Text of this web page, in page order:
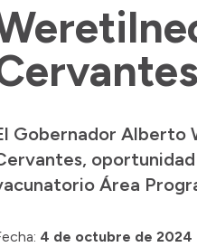
Gobernador Alberto
Área
4 de octubre de 2024